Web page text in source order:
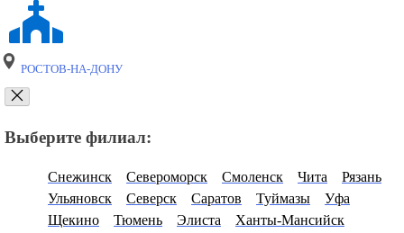
РОСТОВ-НА-ДОНУ
Выберите филиал:
Снежинск Североморск Смоленск Чита
Рязань
Ульяновск
Северск Саратов Туймазы
Уфа
Щекино
Тюмень Элиста
Ханты-Мансийск